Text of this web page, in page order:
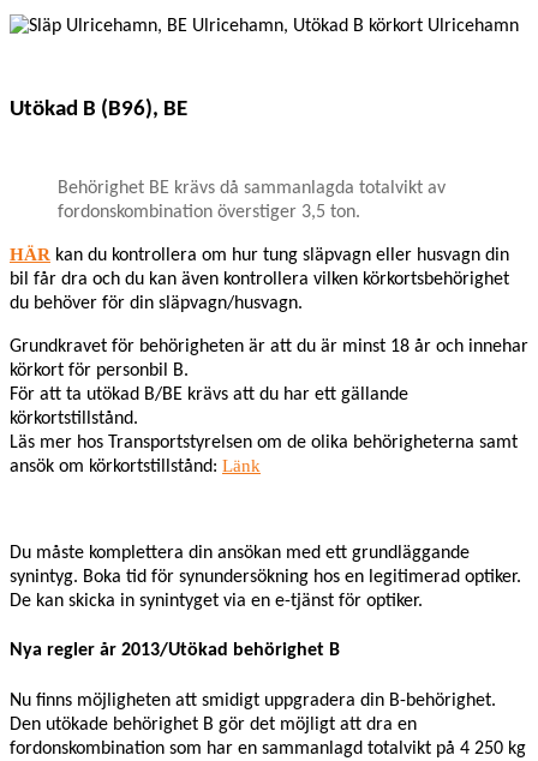
Utökad B (B96), BE
Behörighet BE krävs då sammanlagda totalvikt av
fordonskombination överstiger 3,5 ton.
HÄR kan du kontrollera om hur tung släpvagn eller husvagn din
bil får dra och du kan även kontrollera vilken körkortsbehörighet
du behöver för din släpvagn/husvagn.
Grundkravet för behörigheten är att du är minst 18 år och innehar
körkort för personbil B.
För att ta utökad B/BE krävs att du har ett gällande
körkortstillstånd.
Läs mer hos Transportstyrelsen om de olika behörigheterna samt
ansök om körkortstillstånd: Länk
Du måste komplettera din ansökan med ett grundläggande
synintyg. Boka tid för synundersökning hos en legitimerad optiker.
De kan skicka in synintyget via en e-tjänst för optiker.
Nya regler år 2013/Utökad behörighet B
Nu finns möjligheten att smidigt uppgradera din B-behörighet.
Den utökade behörighet B gör det möjligt att dra en
fordonskombination som har en sammanlagd totalvikt på 4 250 kg